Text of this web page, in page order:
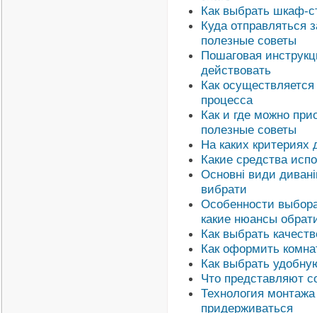
Как выбрать шкаф-
Куда отправляться
полезные советы
Пошаговая
действовать
Как
процесса
Как и где можно
полезные советы
На каких
Какие средства
Основні види
вибрати
Особенности
какие нюансы
Как выбрать
Как оформить
Как выбрать
Что представляют
Технология
придерживаться